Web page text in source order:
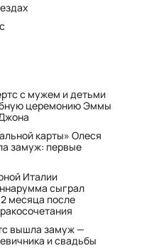
с мужем и детьми
церемонию Эммы
карты» Олеся
замуж: первые
Италии
сыграл
месяца после
вышла замуж —
и свадьбы